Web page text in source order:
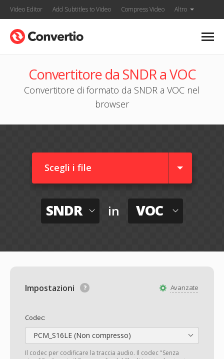
Video Editor Add Subtitles to Video Compress Video Altro
Convertitore da SNDR a VOC
Convertitore di formato da SNDR a VOC nel
browser
Scegli i file
SNDR in VOC
Avanzate
Impostazioni
Codec:
PCM_S16LE (Non compresso)
Il codec per codificare la traccia audio. Il codec "Senza